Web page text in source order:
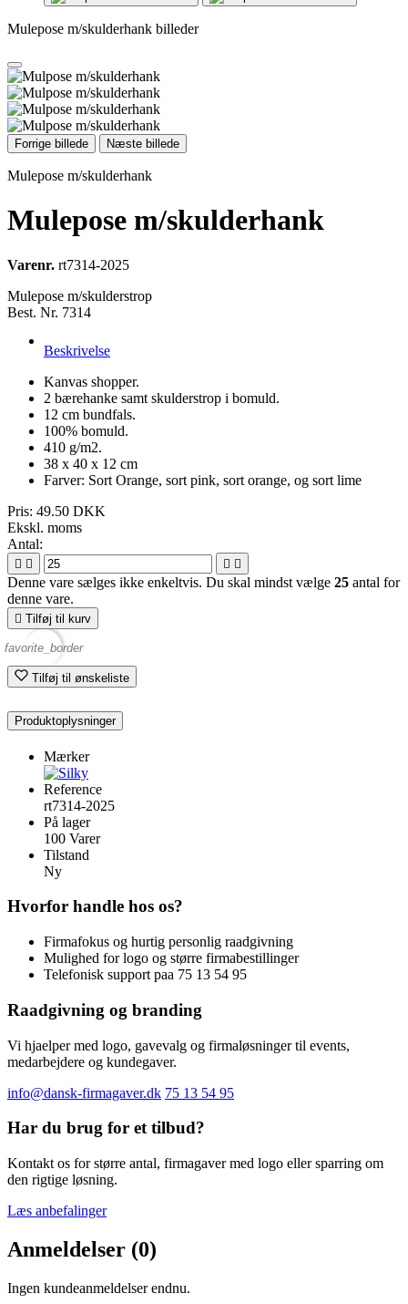
Mulepose m/skulderhank billeder
Forrige billede Næste billede
Mulepose m/skulderhank
Mulepose m/skulderhank
Varenr. rt7314-2025
Mulepose m/skulderstrop
Best. Nr. 7314
Beskrivelse
Kanvas shopper.
2 bærehanke samt skulderstrop i bomuld.
12 cm bundfals.
100% bomuld.
410 g/m2.
38 x 40 x 12 cm
Farver: Sort Orange, sort pink, sort orange, og sort lime
Pris: 49.50 DKK
Ekskl. moms
Antal:
   
Denne vare sælges ikke enkeltvis. Du skal mindst vælge 25 antal for
denne vare.
 Tilføj til kurv
favorite_border
Tilføj til ønskeliste
Produktoplysninger
Mærker
Reference
rt7314-2025
På lager
100 Varer
Tilstand
Ny
Hvorfor handle hos os?
Firmafokus og hurtig personlig raadgivning
Mulighed for logo og større firmabestillinger
Telefonisk support paa 75 13 54 95
Raadgivning og branding
Vi hjaelper med logo, gavevalg og firmaløsninger til events,
medarbejdere og kundegaver.
info@dansk-firmagaver.dk 75 13 54 95
Har du brug for et tilbud?
Kontakt os for større antal, firmagaver med logo eller sparring om
den rigtige løsning.
Læs anbefalinger
Anmeldelser (0)
Ingen kundeanmeldelser endnu.